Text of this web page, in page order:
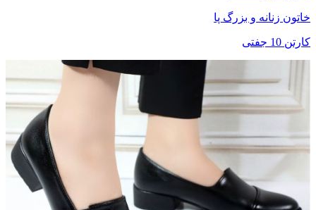
خاتون زنانه و بزرگ پا
کارتن 10 جفتی